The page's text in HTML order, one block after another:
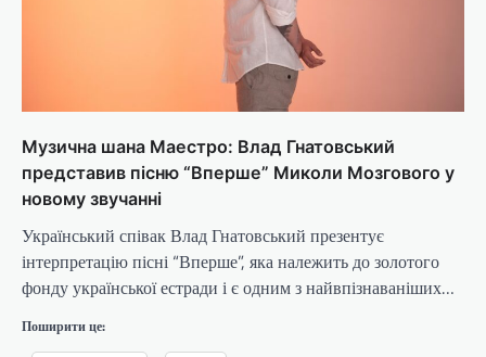
Музична шана Маестро: Влад Гнатовський
представив пісню “Вперше” Миколи Мозгового у
новому звучанні
Український співак Влад Гнатовський презентує
інтерпретацію пісні “Вперше”, яка належить до золотого
фонду української естради і є одним з найвпізнаваніших…
Поширити це: